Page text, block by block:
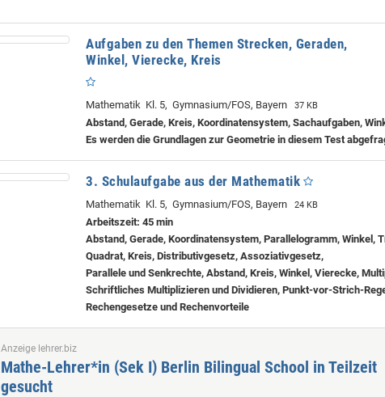
Aufgaben zu den Themen Strecken, Geraden,
Winkel, Vierecke, Kreis
Mathematik Kl. 5, Gymnasium/FOS, Bayern 37 KB
Abstand, Gerade, Kreis, Koordinatensystem, Sachaufgaben,
Es werden die Grundlagen zur Geometrie in diesem Test
3. Schulaufgabe aus der Mathematik
Mathematik Kl. 5, Gymnasium/FOS, Bayern 24 KB
Arbeitszeit: 45 min
Abstand, Gerade, Koordinatensystem, Parallelogramm, Winkel,
Quadrat, Kreis, Distributivgesetz, Assoziativgesetz,
Parallele und Senkrechte, Abstand, Kreis, Winkel, Vierecke,
Schriftliches Multiplizieren und Dividieren, Punkt-vor-Strich-
Rechengesetze und Rechenvorteile
Anzeige lehrer.biz
Mathe-Lehrer*in (Sek I) Berlin Bilingual School in Teilzeit
gesucht